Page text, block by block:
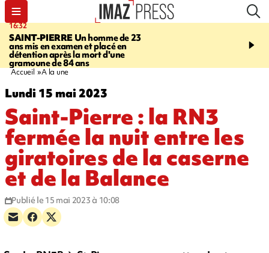
16:32
SAINT-PIERREUn homme de 23
ans mis en examen et placé en
détention après la mort d'une
gramoune de 84 ans
21:08
et Turquie scellent un
Accueil A la une
Lundi 15 mai 2023
Saint-Pierre : la RN3
fermée la nuit entre les
giratoires de la caserne
et de la Balance
Publié le 15 mai 2023 à 10:08